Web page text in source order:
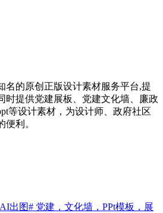
名的原创正版设计素材服务平台,提
时提供党建展板、党建文化墙、廉政
等设计素材，为设计师、政府社区
利。
出图# 党建，文化墙，PPt模板，展